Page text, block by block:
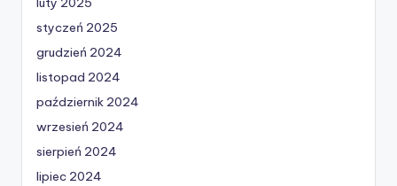
styczeń 2025
grudzień 2024
listopad 2024
październik 2024
wrzesień 2024
sierpień 2024
lipiec 2024